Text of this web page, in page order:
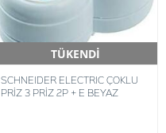
TÜKENDİ
Hızlı Teslimat
SCHNEIDER ELECTRIC ÇOKLU
PRİZ 3 PRİZ 2P + E BEYAZ